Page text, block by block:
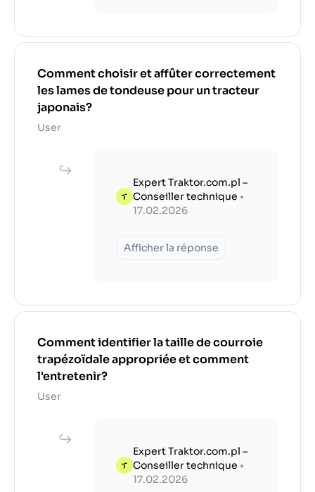
Comment choisir et affûter correctement
les lames de tondeuse pour un tracteur
japonais?
User
Expert Traktor.com.pl –
Conseiller technique •
17.02.2026
Afficher la réponse
Comment identifier la taille de courroie
trapézoïdale appropriée et comment
l'entretenir?
User
Expert Traktor.com.pl –
Conseiller technique •
17.02.2026